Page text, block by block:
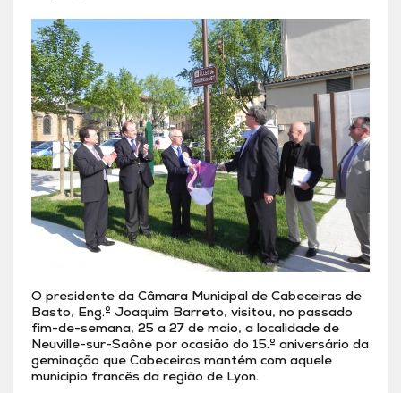
O presidente da Câmara Municipal de Cabeceiras de
Basto, Eng.º Joaquim Barreto, visitou, no passado
fim-de-semana, 25 a 27 de maio, a localidade de
Neuville-sur-Saône por ocasião do 15.º aniversário da
geminação que Cabeceiras mantém com aquele
município francês da região de Lyon.